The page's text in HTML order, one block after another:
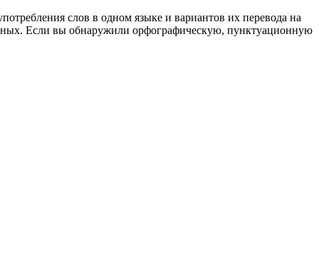
слов в одном языке и вариантов их перевода на
Если вы обнаружили орфографическую, пунктуационную